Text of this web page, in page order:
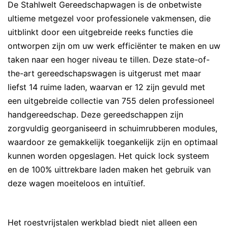
De Stahlwelt Gereedschapwagen is de onbetwiste
ultieme metgezel voor professionele vakmensen, die
uitblinkt door een uitgebreide reeks functies die
ontworpen zijn om uw werk efficiënter te maken en uw
taken naar een hoger niveau te tillen. Deze state-of-
the-art gereedschapswagen is uitgerust met maar
liefst 14 ruime laden, waarvan er 12 zijn gevuld met
een uitgebreide collectie van 755 delen professioneel
handgereedschap. Deze gereedschappen zijn
zorgvuldig georganiseerd in schuimrubberen modules,
waardoor ze gemakkelijk toegankelijk zijn en optimaal
kunnen worden opgeslagen. Het quick lock systeem
en de 100% uittrekbare laden maken het gebruik van
deze wagen moeiteloos en intuïtief.
Het roestvrijstalen werkblad biedt niet alleen een